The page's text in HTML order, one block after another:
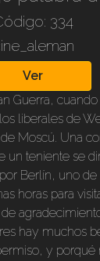
subtitulado
334
Ver
Guerra,
liberales de
Moscú. Una
un teniente se
Berlín, uno
horas para
hay muchos
y porqué